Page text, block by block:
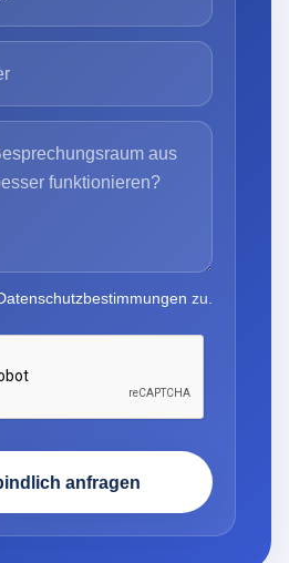
zu.
anfragen